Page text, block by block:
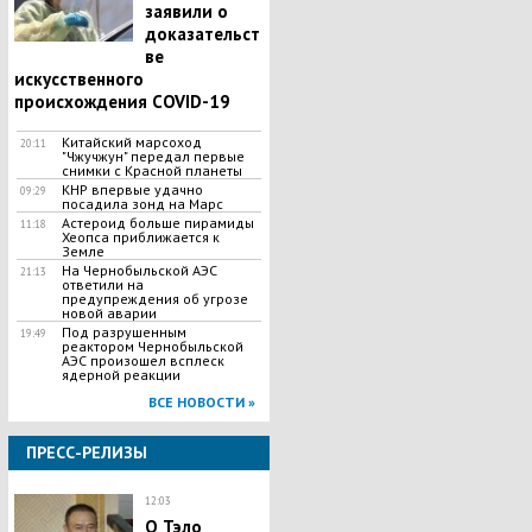
заявили о
доказательст
ве
искусственного
происхождения COVID-19
20:11
Китайский марсоход
"Чжучжун" передал первые
снимки с Красной планеты
09:29
КНР впервые удачно
посадила зонд на Марс
11:18
Астероид больше пирамиды
Хеопса приближается к
Земле
21:13
На Чернобыльской АЭС
ответили на
предупреждения об угрозе
новой аварии
19:49
Под разрушенным
реактором Чернобыльской
АЭС произошел всплеск
ядерной реакции
ВСЕ НОВОСТИ »
ПРЕСС-РЕЛИЗЫ
12:03
О Тэло